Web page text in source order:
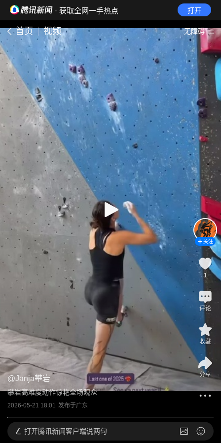
· 获取全网一手热点 打开
首页 视频 无障碍
@Janja攀岩
攀岩高难度动作惊艳全场观众
2026-05-21 18:01 发布于广东
关注
1
评论
收藏
分享
打开腾讯新闻客户端说两句